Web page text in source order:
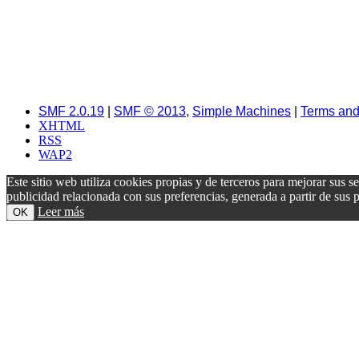
SMF 2.0.19 SMF © 2013, Simple Machines
Terms
XHTML
RSS
WAP2
Este sitio web utiliza cookies propias y de terceros para mejorar sus
publicidad relacionada con sus preferencias, generada a partir de
OK Leer más